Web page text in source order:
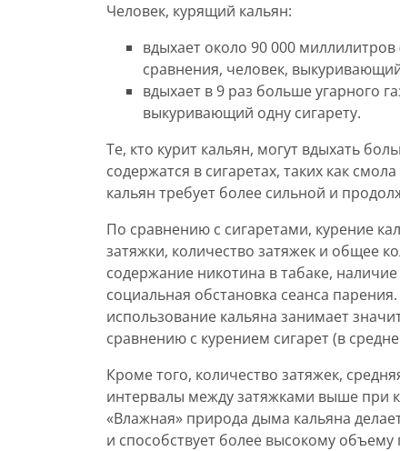
Человек, курящий кальян:
вдыхает около 90 000
сравнения, человек,
вдыхает в 9 раз больше угарного
выкуривающий одну сигарету.
Те, кто курит кальян, могут вдыхать
содержатся в сигаретах, таких как
кальян требует более сильной и
По сравнению с сигаретами, курение
затяжки, количество затяжек и общее
содержание никотина в табаке,
социальная обстановка сеанса
использование кальяна занимает
сравнению с курением сигарет (в
Кроме того, количество затяжек,
интервалы между затяжками выше при
«Влажная» природа дыма кальяна
и способствует более высокому